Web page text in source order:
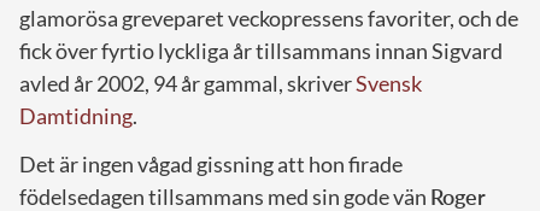
glamorösa greveparet veckopressens favoriter, och de
fick över fyrtio lyckliga år tillsammans innan Sigvard
avled år 2002, 94 år gammal, skriverSvensk
Damtidning.
Det är ingen vågad gissning att hon firade
födelsedagen tillsammans med sin gode vän Roger